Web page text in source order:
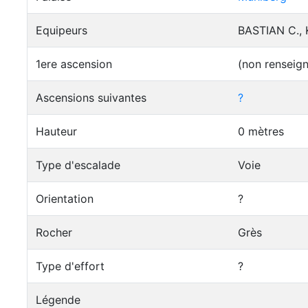
Equipeurs BASTIAN C.,
1ere ascension (non
Ascensions suivantes ?
Hauteur 0 mètres
Type d'escalade Voie
Orientation ?
Rocher Grès
Type d'effort ?
Légende